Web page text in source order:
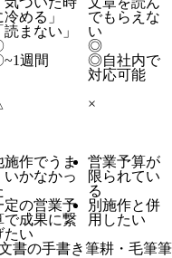
冷める」
読まない」
でもらえな
い
◎
~1週間 ◎自社内で
対応可能
×
施作でうま
いかなかっ
定の営業予
で成果に繋
たい
営業予算が
限られてい
る
別施作と併
用したい
書の手書き筆耕・毛筆筆